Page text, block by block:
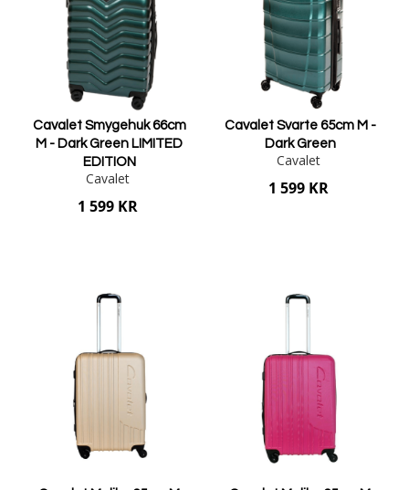
Cavalet Smygehuk 66cm
M - Dark Green LIMITED
EDITION
Cavalet
1 599 KR
Cavalet Svarte 65cm M -
Dark Green
Cavalet
1 599 KR